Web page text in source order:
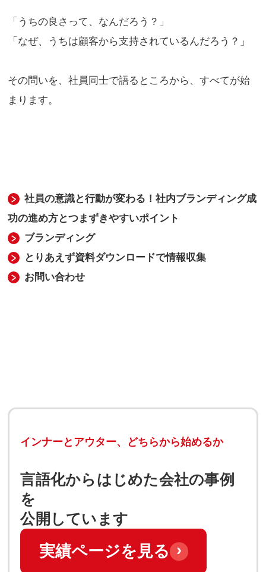
「うちの良さって、なんだろう？」
「なぜ、うちは顧客から支持されているんだろう？」
その問いを、社員同士で語るところから、すべてが始
まります。
社員の意識と行動が変わる！社内ブランディング成
功の進め方とつまずきやすいポイント
ブランディング
とりあえず資料ダウンロードで情報収集
お問い合わせ
インナーとアウター、どちらから始めるか
言語化からはじめた会社の事例
を
公開しています
実績ページを見る ›